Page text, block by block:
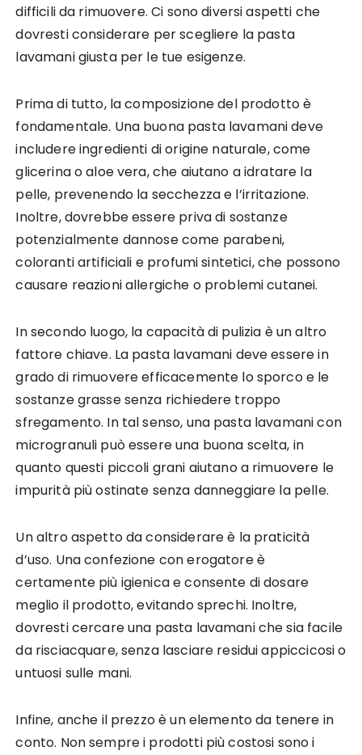
difficili da rimuovere. Ci sono diversi aspetti che
dovresti considerare per scegliere la pasta
lavamani giusta per le tue esigenze.
Prima di tutto, la composizione del prodotto è
fondamentale. Una buona pasta lavamani deve
includere ingredienti di origine naturale, come
glicerina o aloe vera, che aiutano a idratare la
pelle, prevenendo la secchezza e l’irritazione.
Inoltre, dovrebbe essere priva di sostanze
potenzialmente dannose come parabeni,
coloranti artificiali e profumi sintetici, che possono
causare reazioni allergiche o problemi cutanei.
In secondo luogo, la capacità di pulizia è un altro
fattore chiave. La pasta lavamani deve essere in
grado di rimuovere efficacemente lo sporco e le
sostanze grasse senza richiedere troppo
sfregamento. In tal senso, una pasta lavamani con
microgranuli può essere una buona scelta, in
quanto questi piccoli grani aiutano a rimuovere le
impurità più ostinate senza danneggiare la pelle.
Un altro aspetto da considerare è la praticità
d’uso. Una confezione con erogatore è
certamente più igienica e consente di dosare
meglio il prodotto, evitando sprechi. Inoltre,
dovresti cercare una pasta lavamani che sia facile
da risciacquare, senza lasciare residui appiccicosi o
untuosi sulle mani.
Infine, anche il prezzo è un elemento da tenere in
conto. Non sempre i prodotti più costosi sono i